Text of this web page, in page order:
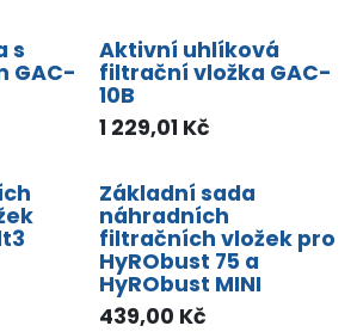
s
GAC-
Aktivní uhlíková
filtrační vložka GAC-
10B
1 229,01 Kč
Základní sada
náhradních
filtračních vložek pro
HyRObust 75 a
HyRObust MINI
439,00 Kč